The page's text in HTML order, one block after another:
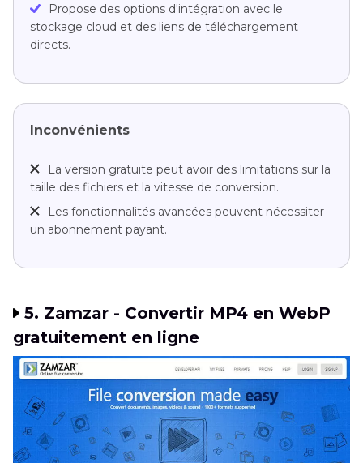
Propose des options d'intégration avec le
stockage cloud et des liens de téléchargement
directs.
Inconvénients
La version gratuite peut avoir des limitations sur la
taille des fichiers et la vitesse de conversion.
Les fonctionnalités avancées peuvent nécessiter
un abonnement payant.
5. Zamzar - Convertir MP4 en WebP
gratuitement en ligne